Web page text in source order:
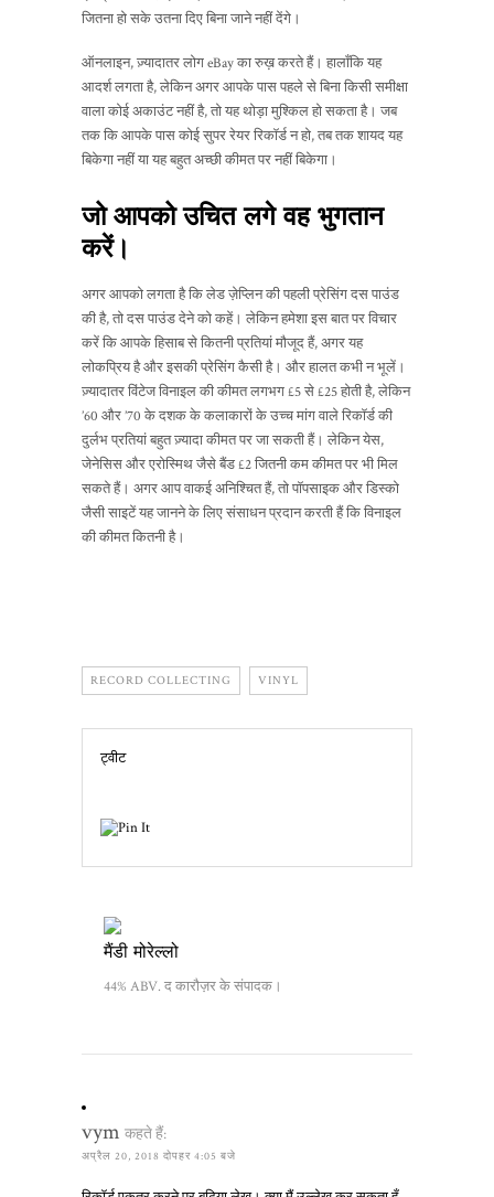
जितना हो सके उतना दिए बिना जाने नहीं देंगे।
ऑनलाइन, ज़्यादातर लोग eBay का रुख़ करते हैं। हालाँकि यह
आदर्श लगता है, लेकिन अगर आपके पास पहले से बिना किसी समीक्षा
वाला कोई अकाउंट नहीं है, तो यह थोड़ा मुश्किल हो सकता है। जब
तक कि आपके पास कोई सुपर रेयर रिकॉर्ड न हो, तब तक शायद यह
बिकेगा नहीं या यह बहुत अच्छी कीमत पर नहीं बिकेगा।
जो आपको उचित लगे वह भुगतान
करें।
अगर आपको लगता है कि लेड ज़ेप्लिन की पहली प्रेसिंग दस पाउंड
की है, तो दस पाउंड देने को कहें। लेकिन हमेशा इस बात पर विचार
करें कि आपके हिसाब से कितनी प्रतियां मौजूद हैं, अगर यह
लोकप्रिय है और इसकी प्रेसिंग कैसी है। और हालत कभी न भूलें।
ज़्यादातर विंटेज विनाइल की कीमत लगभग £5 से £25 होती है, लेकिन
’60 और ’70 के दशक के कलाकारों के उच्च मांग वाले रिकॉर्ड की
दुर्लभ प्रतियां बहुत ज़्यादा कीमत पर जा सकती हैं। लेकिन येस,
जेनेसिस और एरोस्मिथ जैसे बैंड £2 जितनी कम कीमत पर भी मिल
सकते हैं। अगर आप वाकई अनिश्चित हैं, तो पॉपसाइक और डिस्को
जैसी साइटें यह जानने के लिए संसाधन प्रदान करती हैं कि विनाइल
की कीमत कितनी है।
RECORD COLLECTING VINYL
ट्वीट
मैंडी मोरेल्लो
44% ABV. द कारौज़र के संपादक।
vym कहते हैं:
अप्रैल 20, 2018 दोपहर 4:05 बजे